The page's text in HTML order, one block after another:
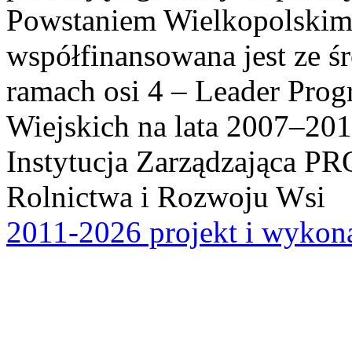
Powstaniem
współfinansowana jest ze
ramach osi 4 – Leader
Wiejskich na lata
Instytucja Zarządzająca
Rolnictwa i Rozwoju Wsi
2011-2026 projekt i